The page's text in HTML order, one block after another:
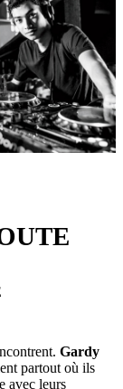
Gardy
partout où ils
avec leurs